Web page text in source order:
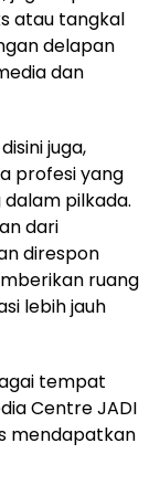
atau tangkal
delapan
dan
juga,
profesi yang
pilkada.
dari
direspon
ruang
lebih jauh
tempat
Centre JADI
mendapatkan